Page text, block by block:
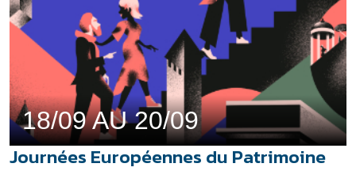
18/09 AU 20/09
Journées Européennes du Patrimoine